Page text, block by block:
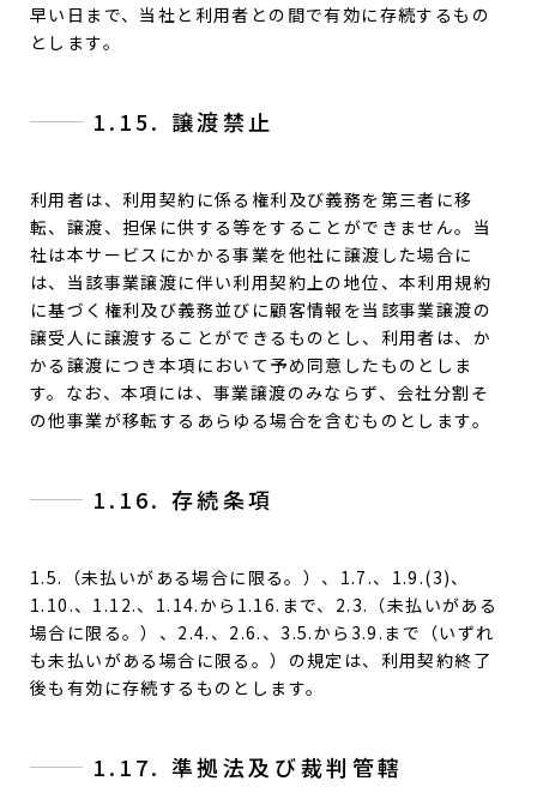
早い日まで、当社と利用者との間で有効に存続するもの
とします。
1.15. 譲渡禁止
利用者は、利用契約に係る権利及び義務を第三者に移
転、譲渡、担保に供する等をすることができません。当
社は本サービスにかかる事業を他社に譲渡した場合に
は、当該事業譲渡に伴い利用契約上の地位、本利用規約
に基づく権利及び義務並びに顧客情報を当該事業譲渡の
譲受人に譲渡することができるものとし、利用者は、か
かる譲渡につき本項において予め同意したものとしま
す。なお、本項には、事業譲渡のみならず、会社分割そ
の他事業が移転するあらゆる場合を含むものとします。
1.16. 存続条項
1.5.（未払いがある場合に限る。）、1.7.、1.9.(3)、
1.10.、1.12.、1.14.から1.16.まで、2.3.（未払いがある
場合に限る。）、2.4.、2.6.、3.5.から3.9.まで（いずれ
も未払いがある場合に限る。）の規定は、利用契約終了
後も有効に存続するものとします。
1.17. 準拠法及び裁判管轄